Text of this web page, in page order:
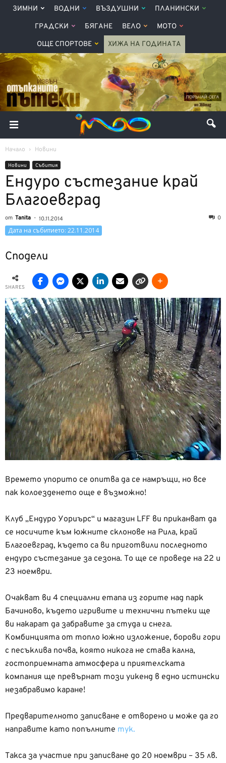
ЗИМНИ ВОДНИ ВЪЗДУШНИ ПЛАНИНСКИ
ГРАДСКИ БЯГАНЕ ВЕЛО МОТО
ОЩЕ СПОРТОВЕ ХИЖА НА ГОДИНАТА
Начало Новини
Новини Събития
Ендуро състезание край
Благоевград
от Tanita - 10.11.2014 0
Дата на събитието: 22.11.2014
Сподели
SHARES
Времето упорито се опитва да се намръщи, но все
пак колоезденето още е възможно!
Клуб „Ендуро Уориърс“ и магазин LFF ви приканват да
се носичите към южните склонове на Рила, край
Благоевград, където са ви приготвили последното
ендуро състезание за сезона. То ще се проведе на 22 и
23 ноември.
Очакват ви 4 специални етапа из горите над парк
Бачиново, където игривите и технични пътеки ще
ви накарат да забравите за студа и снега.
Комбинцията от топло южно изложение, борови гори
с песъклива почва, която никога не става кална,
гостоприемната атмосфера и приятелската
компания ще превърнат този уикенд в едно истински
незабравимо каране!
Предварителното записване е отворено и може да го
направите като попълните тук.
Такса за участие при записване до 20 ноември – 35 лв.